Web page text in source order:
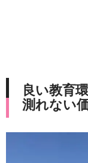
良い教育
測れない